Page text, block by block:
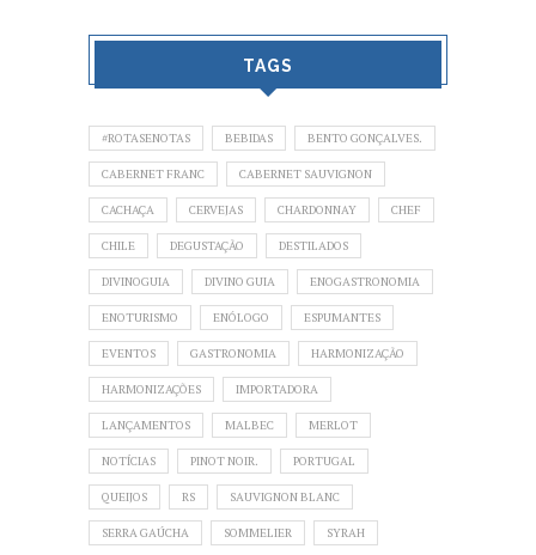
TAGS
#ROTASENOTAS BEBIDAS BENTO GONÇALVES.
CABERNET FRANC CABERNET SAUVIGNON
CACHAÇA CERVEJAS CHARDONNAY CHEF
CHILE DEGUSTAÇÃO DESTILADOS
DIVINOGUIA DIVINO GUIA ENOGASTRONOMIA
ENOTURISMO ENÓLOGO ESPUMANTES
EVENTOS GASTRONOMIA HARMONIZAÇÃO
HARMONIZAÇÕES IMPORTADORA
LANÇAMENTOS MALBEC MERLOT
NOTÍCIAS PINOT NOIR. PORTUGAL
QUEIJOS RS SAUVIGNON BLANC
SERRA GAÚCHA SOMMELIER SYRAH